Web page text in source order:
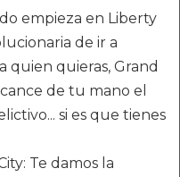
empieza en Liberty
de ir a
quien quieras, Grand
de tu mano el
si es que tienes
Te damos la